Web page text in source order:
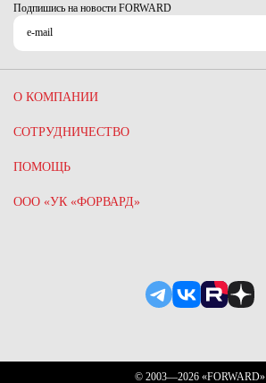
Подпишись на новости FORWARD
О КОМПАНИИ
СОТРУДНИЧЕСТВО
ПОМОЩЬ
ООО «УК «ФОРВАРД»
© 2003—2026 «FORWARD»